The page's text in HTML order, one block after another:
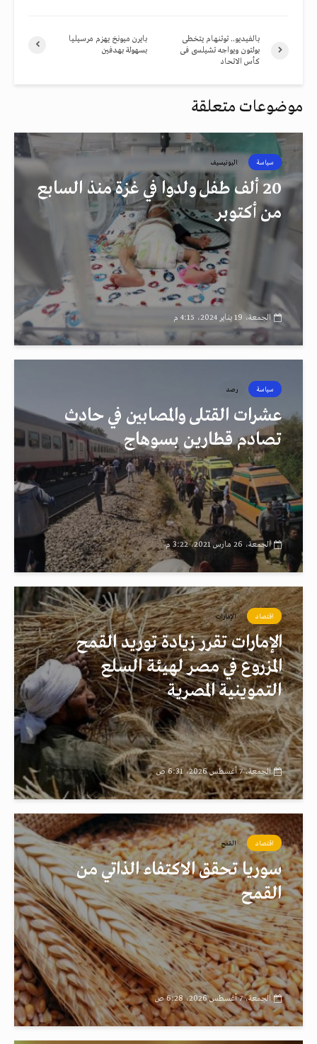
بايرن ميونخ يهزم مرسيليا
بسهولة بهدفين
بالفيديو.. توتنهام يتخطى
بولتون ويواجه تشيلسى فى
كأس الاتحاد
موضوعات متعلقة
سياسة اليونيسيف
20 ألف طفل ولدوا في غزة منذ السابع
من أكتوبر
الجمعة، 19 يناير 2024، 4:15 م
سياسة رصد
عشرات القتلى والمصابين في حادث
تصادم قطارين بسوهاج
الجمعة، 26 مارس 2021، 3:22 م
اقتصاد الإمارات
الإمارات تقرر زيادة توريد القمح
المزروع في مصر لهيئة السلع
التموينية المصرية
الجمعة، 7 أغسطس 2026، 6:31 ص
اقتصاد القمح
سوريا تحقق الاكتفاء الذاتي من
القمح
الجمعة، 7 أغسطس 2026، 6:28 ص